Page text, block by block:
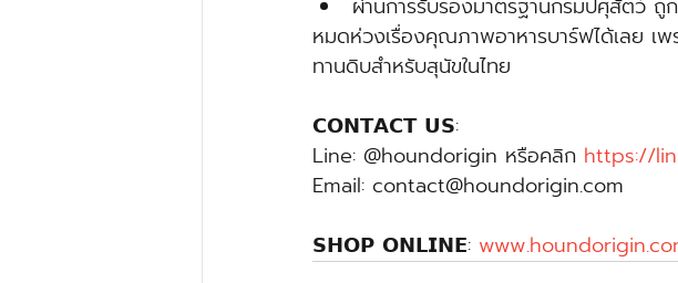
ผ่านการรับรองมาตรฐานกรมปศุสัตว์ ถู
หมดห่วงเรื่องคุณภาพอาหารบาร์ฟได้เลย เพ
ทานดิบสำหรับสุนัขในไทย
𝗖𝗢𝗡𝗧𝗔𝗖𝗧 𝗨𝗦:
Line: @houndorigin หรือคลิก https://
Email: contact@houndorigin.com
𝗦𝗛𝗢𝗣 𝗢𝗡𝗟𝗜𝗡𝗘: